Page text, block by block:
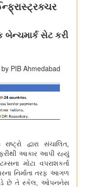
સેટ કરી
by PIB Ahmedabad
રાષ્ટ્રો દ્વારા સંચાલિત
આકાર આપી રહ્યું
મોટા વપરાશકર્તા
નિર્માતા તરફ આગળ
છે તે સ્કેલ ,ઓપનનેસ